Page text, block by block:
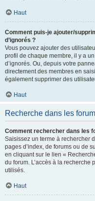
Haut
Comment puis-je ajouter/
d’ignorés ?
Vous pouvez ajouter des
profil de chaque membre, il y a
d’ignorés. Ou, depuis votre
directement des membres en
également supprimer des
Haut
Recherche dans les
Comment rechercher dans les
Saisissez un terme à rechercher
pages d’index, de forums ou de
en cliquant sur le lien «
du forum. L’accès à la
utilisés.
Haut